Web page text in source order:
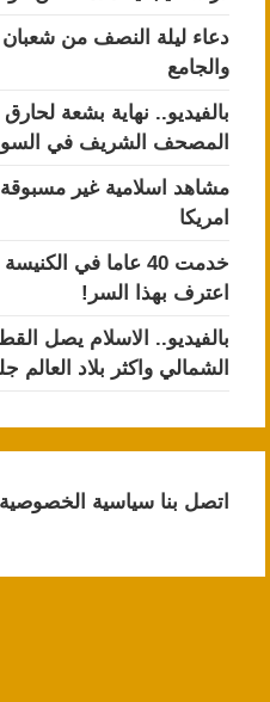
دعاء ليلة النصف من
والجامع
بالفيديو.. نهاية بشعة لحارق
المصحف الشريف في
مشاهد اسلامية غير مسبوقة
امريكا
خدمت 40 عاما في
اعترف بهذا السر!
بالفيديو.. الاسلام يصل
الشمالي واكثر بلاد العالم
اتصل بنا سياسية الخصوصية